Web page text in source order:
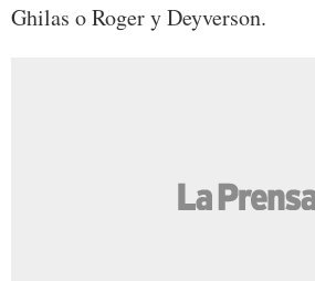
Ghilas o Roger y Deyverson.